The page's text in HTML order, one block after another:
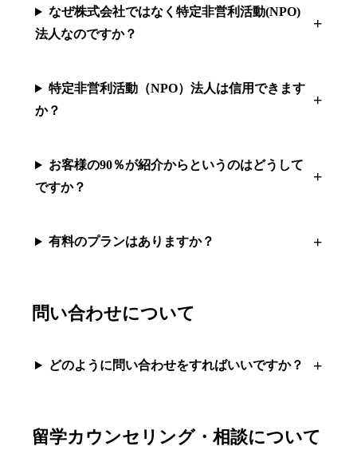
なぜ株式会社ではなく特定非営利活動(NPO)
法人なのですか？
特定非営利活動（NPO）法人は信用できます
か？
お客様の90％が紹介からというのはどうして
ですか？
有料のプランはありますか？
問い合わせについて
どのように問い合わせをすればいいですか？
留学カウンセリング・相談について